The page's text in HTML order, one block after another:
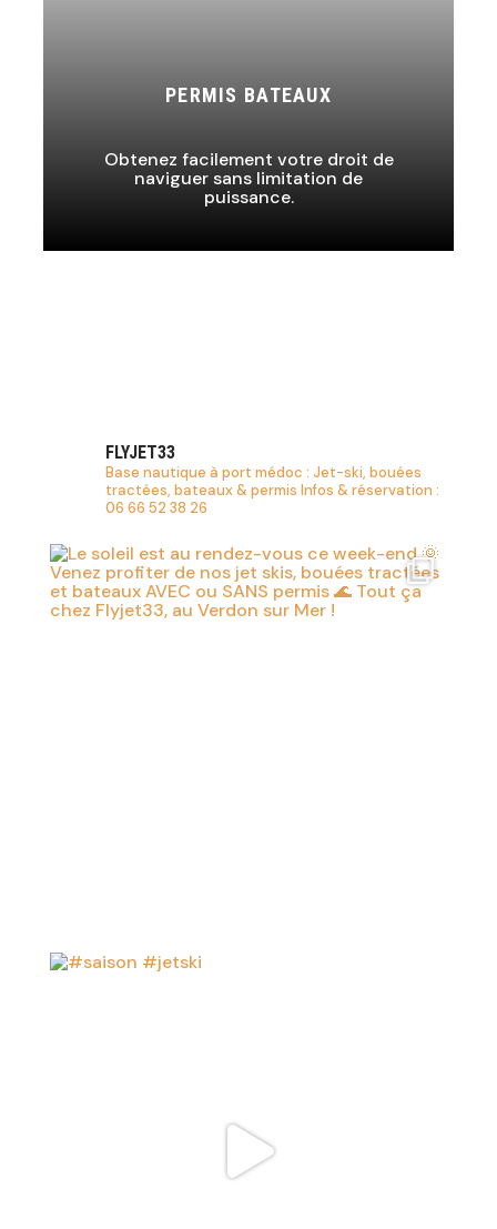
PERMIS BATEAUX
Obtenez facilement votre droit de
naviguer sans limitation de
puissance.
FLYJET33
Base nautique à port médoc : Jet-ski, bouées
tractées, bateaux & permis Infos & réservation :
06 66 52 38 26